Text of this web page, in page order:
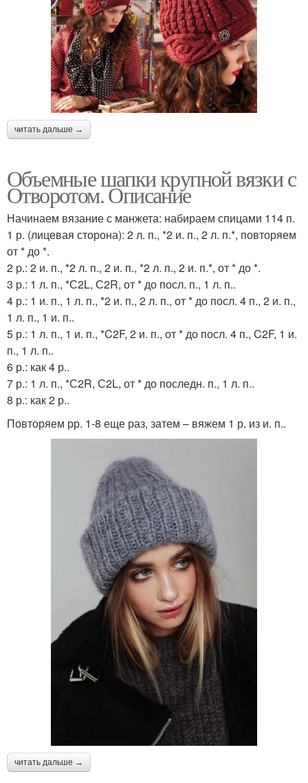
читать дальше →
Объемные шапки крупной вязки с
Отворотом. Описание
Начинаем вязание с манжета: набираем спицами 114 п.
1 р. (лицевая сторона): 2 л. п., *2 и. п., 2 л. п.*, повторяем
от * до *.
2 р.: 2 и. п., *2 л. п., 2 и. п., *2 л. п., 2 и. п.*, от * до *.
3 р.: 1 л. п., *С2L, С2R, от * до посл. п., 1 л. п..
4 р.: 1 и. п., 1 л. п., *2 и. п., 2 л. п., от * до посл. 4 п., 2 и. п.,
1 л. п., 1 и. п..
5 р.: 1 л. п., 1 и. п., *C2F, 2 и. п., от * до посл. 4 п., C2F, 1 и.
п., 1 л. п..
6 р.: как 4 р..
7 р.: 1 л. п., *С2R, С2L, от * до последн. п., 1 л. п..
8 р.: как 2 р..
Повторяем рр. 1-8 еще раз, затем – вяжем 1 р. из и. п..
читать дальше →